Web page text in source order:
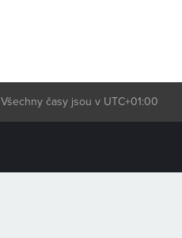
Všechny časy jsou v UTC+01:00